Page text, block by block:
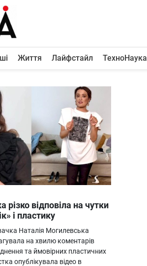
Життя Лайфстайл ТехноНаука
різко відповіла на чутки
і пластику
Наталія Могилевська
на хвилю коментарів
та ймовірних пластичних
опублікувала відео в